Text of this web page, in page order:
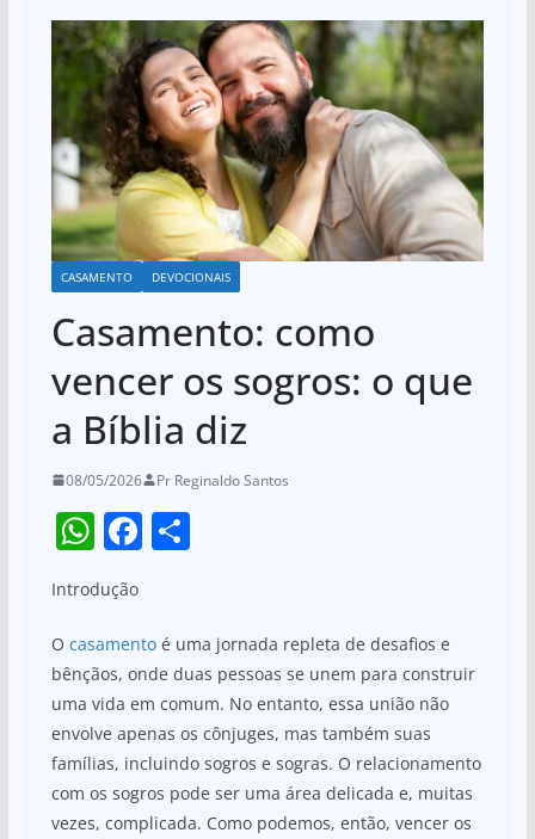
CASAMENTO DEVOCIONAIS
Casamento: como
vencer os sogros: o que
a Bíblia diz
08/05/2026 Pr Reginaldo Santos
W
h
at
s
A
p
p
F
e
b
o
o
k
S
e
Introdução
O casamentoé uma jornada repleta de desafios e
bênçãos, onde duas pessoas se unem para construir
uma vida em comum. No entanto, essa união não
envolve apenas os cônjuges, mas também suas
famílias, incluindo sogros e sogras. O relacionamento
com os sogros pode ser uma área delicada e, muitas
vezes, complicada. Como podemos, então, vencer os